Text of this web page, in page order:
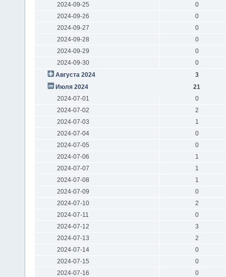
2024-09-25
0
2024-09-26
0
2024-09-27
0
2024-09-28
0
2024-09-29
0
2024-09-30
0
Августа 2024
3
Июля 2024
21
2024-07-01
0
2024-07-02
2
2024-07-03
1
2024-07-04
0
2024-07-05
0
2024-07-06
1
2024-07-07
1
2024-07-08
1
2024-07-09
0
2024-07-10
2
2024-07-11
0
2024-07-12
3
2024-07-13
2
2024-07-14
0
2024-07-15
0
2024-07-16
0